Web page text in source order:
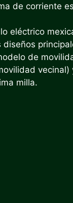
de corriente
eléctrico
de
vecinal)
milla.